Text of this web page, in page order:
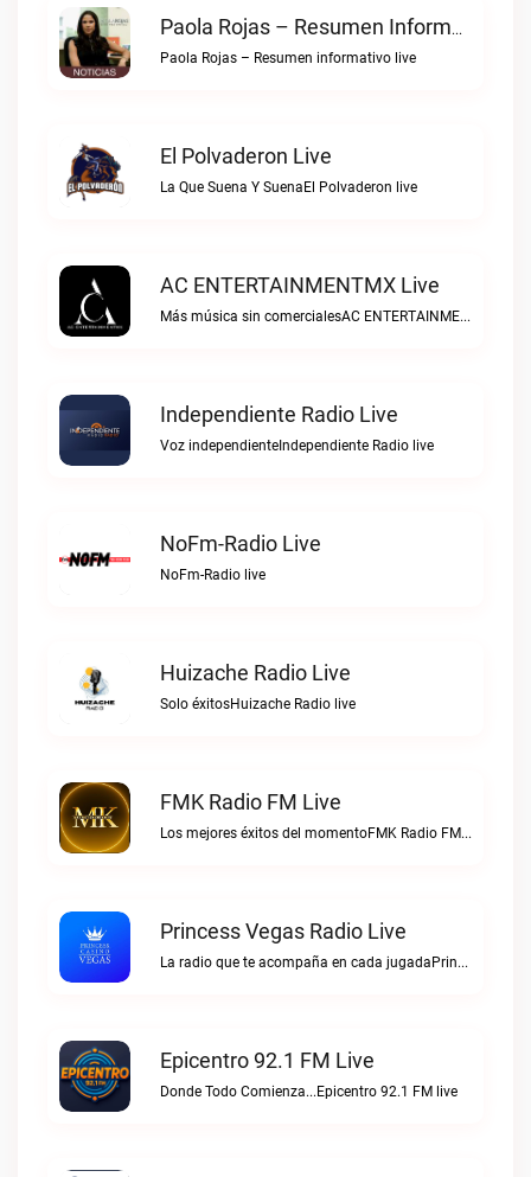
Paola Rojas – Resumen Informativo Live
Paola Rojas – Resumen informativo live
El Polvaderon Live
La Que Suena Y SuenaEl Polvaderon live
AC ENTERTAINMENTMX Live
Más música sin comercialesAC ENTERTAINMENTMX live
Independiente Radio Live
Voz independienteIndependiente Radio live
NoFm-Radio Live
NoFm-Radio live
Huizache Radio Live
Solo éxitosHuizache Radio live
FMK Radio FM Live
Los mejores éxitos del momentoFMK Radio FM live
Princess Vegas Radio Live
La radio que te acompaña en cada jugadaPrincess Vegas Radio live
Epicentro 92.1 FM Live
Donde Todo Comienza...Epicentro 92.1 FM live